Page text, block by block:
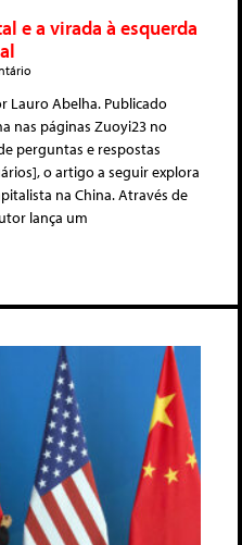
e a virada à esquerda
Lauro Abelha. Publicado
nas páginas Zuoyi23 no
perguntas e respostas
o artigo a seguir explora
na China. Através de
lança um